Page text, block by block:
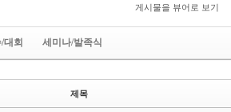
사무총국
게시물을 뷰어로 보기
대회
세미나/발족식
제목